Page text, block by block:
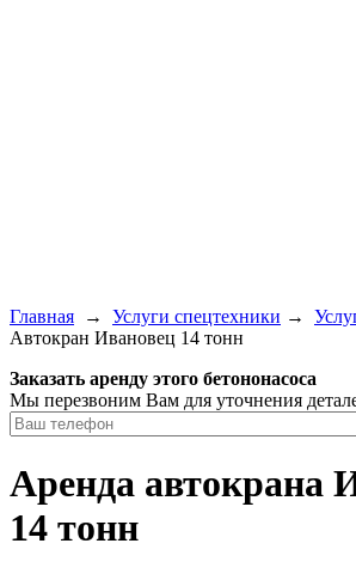
Главная → Услуги спецтехники →
Автокран Ивановец 14 тонн
Заказать аренду этого бетононасоса
Мы перезвоним Вам для уточнения
Аренда автокрана
14 тонн